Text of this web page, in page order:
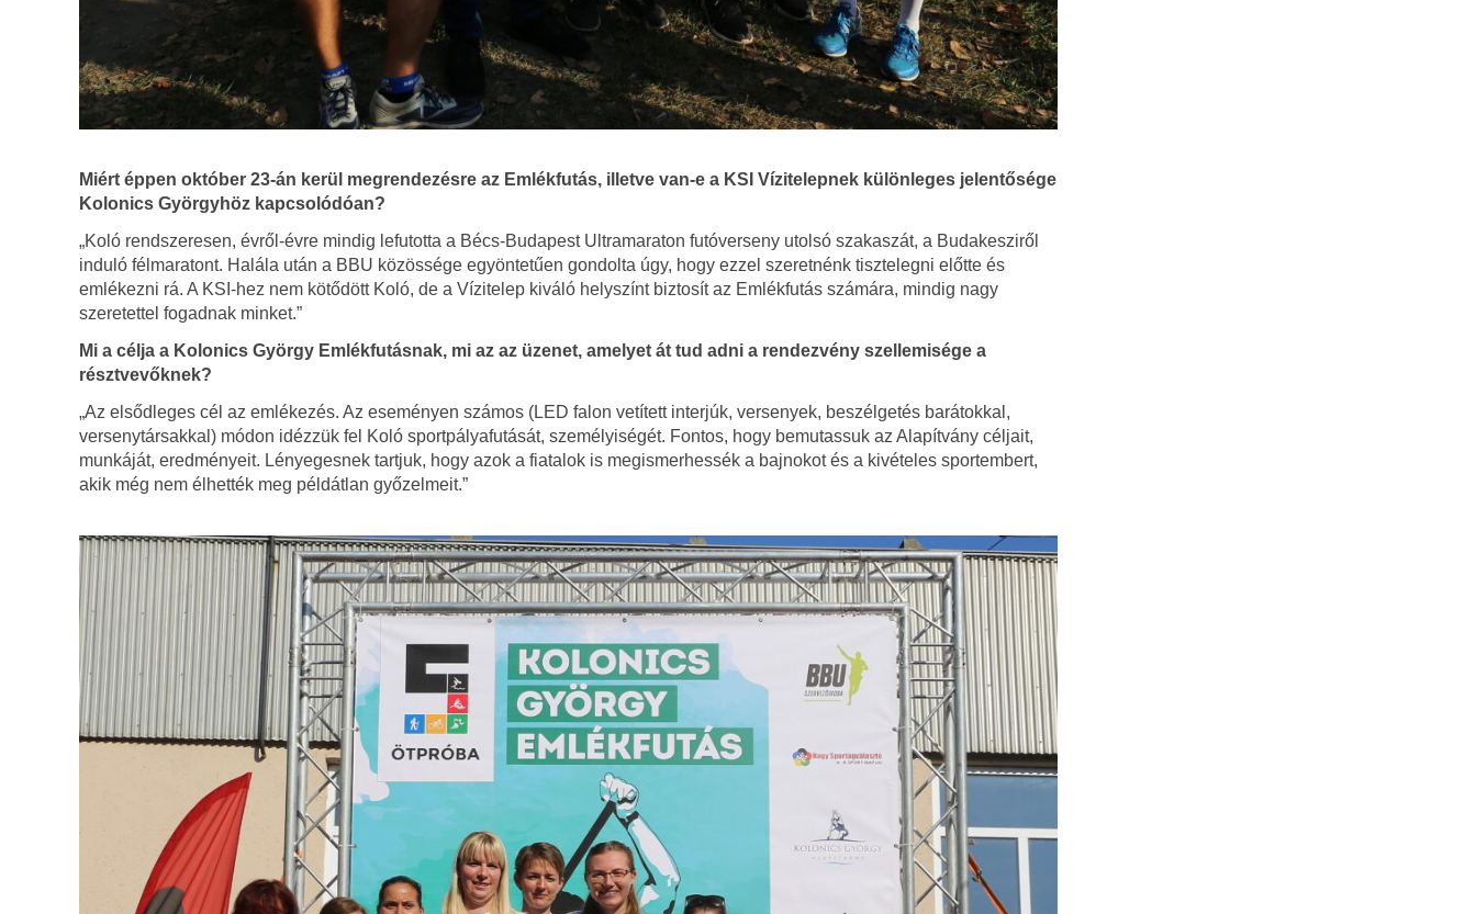
Miért éppen október 23-án kerül megrendezésre az Emlékfutás, illetve van-e a KSI Vízitelepnek különleges jelentősége
Kolonics Györgyhöz kapcsolódóan?
„Koló rendszeresen, évről-évre mindig lefutotta a Bécs-Budapest Ultramaraton futóverseny utolsó szakaszát, a Budakesziről
induló félmaratont. Halála után a BBU közössége egyöntetűen gondolta úgy, hogy ezzel szeretnénk tisztelegni előtte és
emlékezni rá. A KSI-hez nem kötődött Koló, de a Vízitelep kiváló helyszínt biztosít az Emlékfutás számára, mindig nagy
szeretettel fogadnak minket.”
Mi a célja a Kolonics György Emlékfutásnak, mi az az üzenet, amelyet át tud adni a rendezvény szellemisége a
résztvevőknek?
„Az elsődleges cél az emlékezés. Az eseményen számos (LED falon vetített interjúk, versenyek, beszélgetés barátokkal,
versenytársakkal) módon idézzük fel Koló sportpályafutását, személyiségét. Fontos, hogy bemutassuk az Alapítvány céljait,
munkáját, eredményeit. Lényegesnek tartjuk, hogy azok a fiatalok is megismerhessék a bajnokot és a kivételes sportembert,
akik még nem élhették meg példátlan győzelmeit.”